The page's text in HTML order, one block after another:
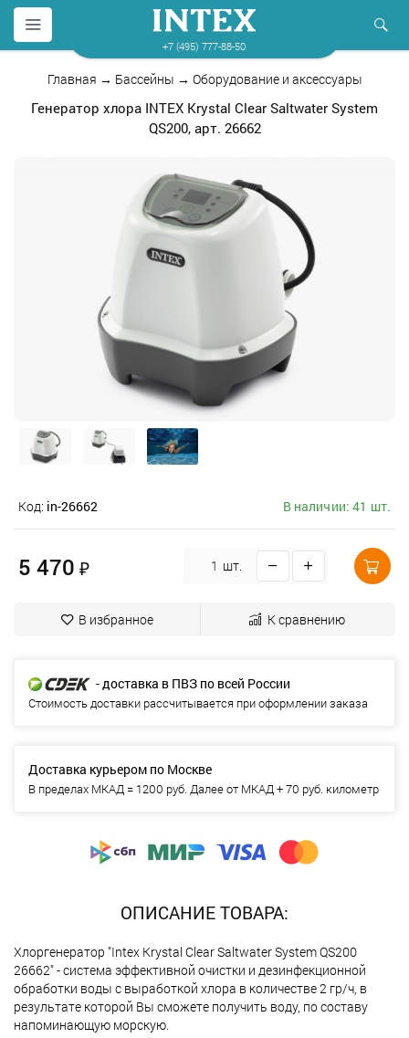
+7 (495) 777-88-50
Главная → Бассейны → Оборудование и аксессуары
Генератор хлора INTEX Krystal Clear Saltwater System
QS200, арт. 26662
Код: in-26662 В наличии: 41 шт.
5 470 ₽ шт.
В избранное К сравнению
- доставка в ПВЗ по всей России
Стоимость доставки рассчитывается при оформлении заказа
Доставка курьером по Москве
В пределах МКАД = 1200 руб. Далее от МКАД + 70 руб. километр
ОПИСАНИЕ ТОВАРА:
Хлоргенератор "Intex Krystal Clear Saltwater System QS200
26662" - система эффективной очистки и дезинфекционной
обработки воды с выработкой хлора в количестве 2 гр/ч, в
результате которой Вы сможете получить воду, по составу
напоминающую морскую.